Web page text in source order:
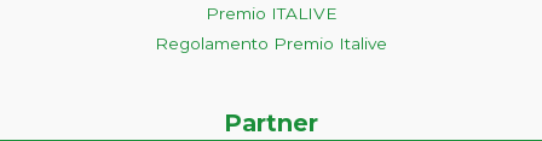
Premio ITALIVE
Regolamento Premio Italive
Partner